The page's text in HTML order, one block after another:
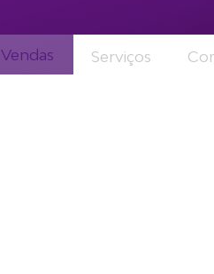
Vendas Serviços